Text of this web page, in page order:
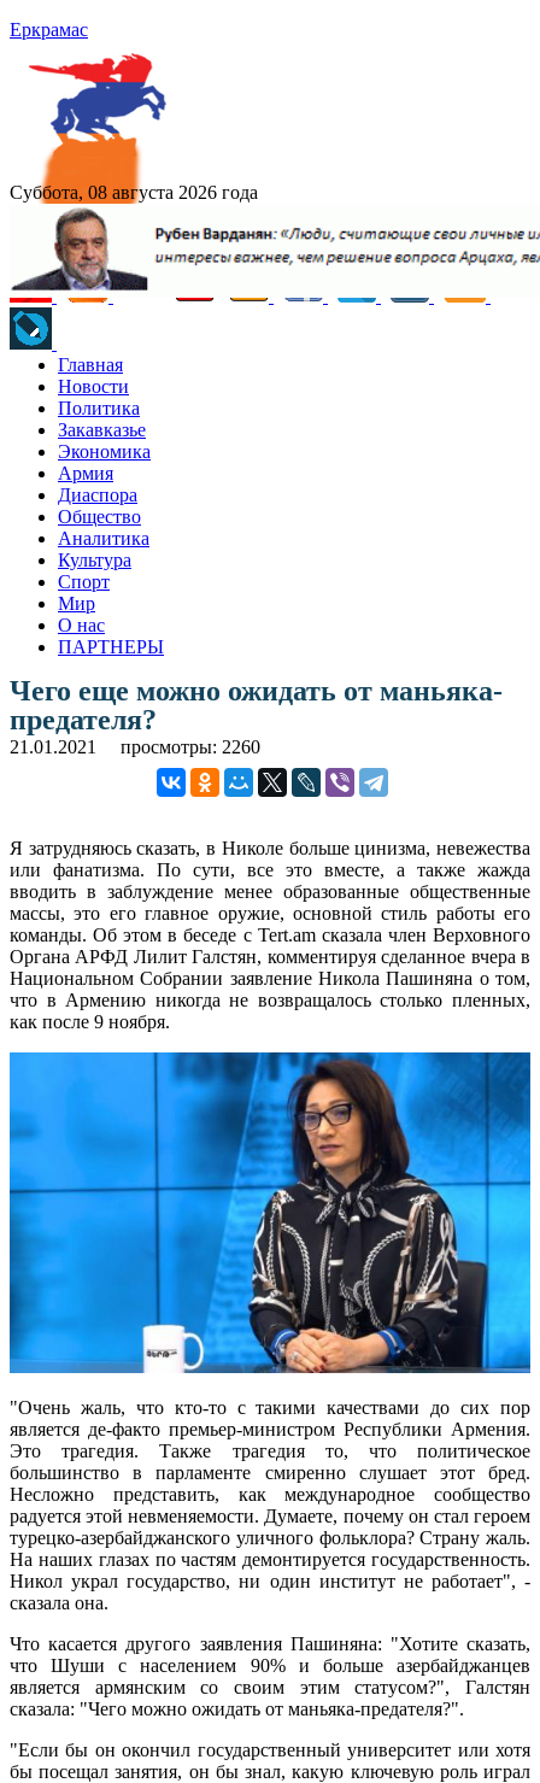
Еркрамас
Суббота, 08 августа 2026 года
Главная
Новости
Политика
Закавказье
Экономика
Армия
Диаспора
Общество
Аналитика
Культура
Спорт
Мир
О нас
ПАРТНЕРЫ
Чего еще можно ожидать от маньяка-
предателя?
21.01.2021 просмотры: 2260
Я затрудняюсь сказать, в Николе больше цинизма, невежества
или фанатизма. По сути, все это вместе, а также жажда
вводить в заблуждение менее образованные общественные
массы, это его главное оружие, основной стиль работы его
команды. Об этом в беседе с Tert.am сказала член Верховного
Органа АРФД Лилит Галстян, комментируя сделанное вчера в
Национальном Собрании заявление Никола Пашиняна о том,
что в Армению никогда не возвращалось столько пленных,
как после 9 ноября.
"Очень жаль, что кто-то с такими качествами до сих пор
является де-факто премьер-министром Республики Армения.
Это трагедия. Также трагедия то, что политическое
большинство в парламенте смиренно слушает этот бред.
Несложно представить, как международное сообщество
радуется этой невменяемости. Думаете, почему он стал героем
турецко-азербайджанского уличного фольклора? Страну жаль.
На наших глазах по частям демонтируется государственность.
Никол украл государство, ни один институт не работает", -
сказала она.
Что касается другого заявления Пашиняна: "Хотите сказать,
что Шуши с населением 90% и больше азербайджанцев
является армянским со своим этим статусом?", Галстян
сказала: "Чего можно ожидать от маньяка-предателя?".
"Если бы он окончил государственный университет или хотя
бы посещал занятия, он бы знал, какую ключевую роль играл